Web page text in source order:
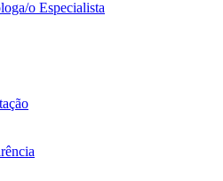
o Especialista